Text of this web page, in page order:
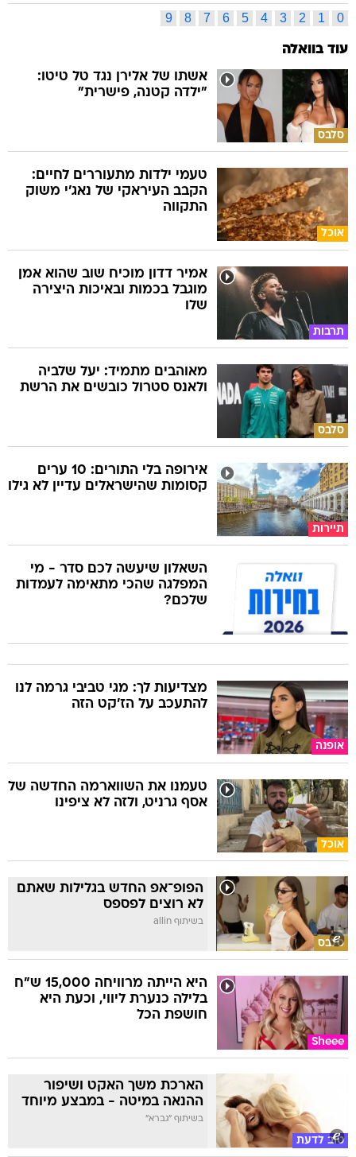
0
1
2
3
4
5
6
7
8
9
עוד בוואלה
סלבס
אשתו של אלירן נגד טל טיטו:
"ילדה קטנה, פישרית"
אוכל
טעמי ילדות מתעוררים לחיים:
הקבב העיראקי של נאג׳י משוק
התקווה
תרבות
אמיר דדון מוכיח שוב שהוא אמן
מוגבל בכמות ובאיכות היצירה
שלו
סלבס
מאוהבים מתמיד: יעל שלביה
ולאנס סטרול כובשים את הרשת
תיירות
אירופה בלי התורים: 10 ערים
קסומות שהישראלים עדיין לא גילו
השאלון שיעשה לכם סדר - מי
המפלגה שהכי מתאימה לעמדות
שלכם?
אופנה
מצדיעות לך: מגי טביבי גרמה לנו
להתעכב על הז'קט הזה
אוכל
טעמנו את השווארמה החדשה של
אסף גרניט, ולזה לא ציפינו
סלבס
הפופ־אפ החדש בגלילות שאתם
לא רוצים לפספס
בשיתוף allin
Sheee
היא הייתה מרוויחה 15,000 ש"ח
בלילה כנערת ליווי, וכעת היא
חושפת הכל
טוב לדעת
הארכת משך האקט ושיפור
ההנאה במיטה - במבצע מיוחד
בשיתוף "גברא"